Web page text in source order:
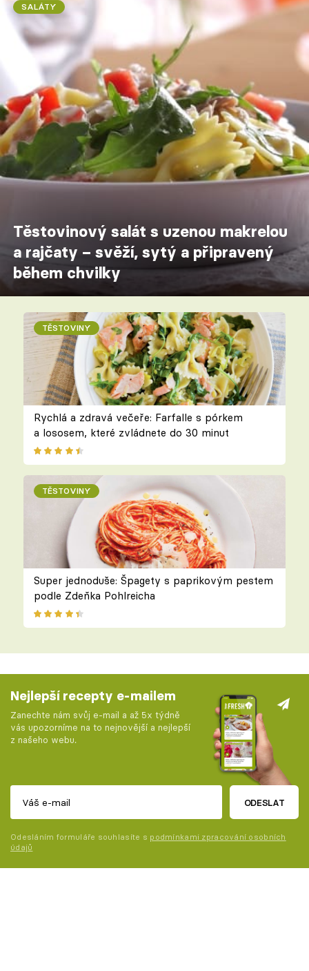
SALÁTY
Těstovinový salát s uzenou makrelou
a rajčaty – svěží, sytý a připravený
během chvilky
TĚSTOVINY
Rychlá a zdravá večeře: Farfalle s pórkem
a lososem, které zvládnete do 30 minut
TĚSTOVINY
Super jednoduše: Špagety s paprikovým pestem
podle Zdeňka Pohlreicha
Nejlepší recepty e-mailem
Zanechte nám svůj e-mail a až 5x týdně
vás upozorníme na to nejnovější a nejlepší
z našeho webu.
ODESLAT
Odesláním formuláře souhlasíte s podmínkami zpracování osobních
údajů